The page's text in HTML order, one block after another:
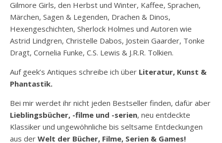
Gilmore Girls, den Herbst und Winter, Kaffee, Sprachen,
Märchen, Sagen & Legenden, Drachen & Dinos,
Hexengeschichten, Sherlock Holmes und Autoren wie
Astrid Lindgren, Christelle Dabos, Jostein Gaarder, Tonke
Dragt, Cornelia Funke, C.S. Lewis & J.R.R. Tolkien.
Auf geek’s Antiques schreibe ich über Literatur, Kunst &
Phantastik.
Bei mir werdet ihr nicht jeden Bestseller finden, dafür aber
Lieblingsbücher, -filme und -serien, neu entdeckte
Klassiker und ungewöhnliche bis seltsame Entdeckungen
aus der Welt der Bücher, Filme, Serien & Games!